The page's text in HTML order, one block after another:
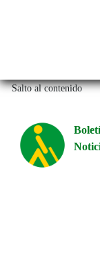
Salto al contenido